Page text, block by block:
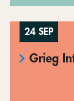
24 SEP
Grieg